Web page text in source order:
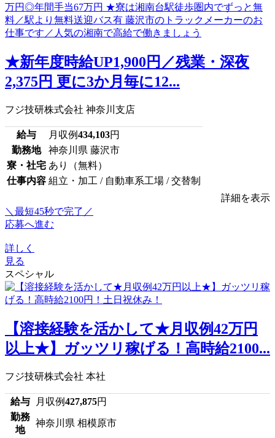
★新年度時給UP1,900円／残業・深夜
2,375円 更に3か月毎に12...
フジ技研株式会社 神奈川支店
給与 月収例434,103円
勤務地
神奈川県 藤沢市
寮・社宅 あり（無料）
仕事内容 組立・加工 / 自動車系工場 / 交替制
詳細を表示
＼最短45秒で完了／
応募へ進む
詳しく
見る
スペシャル
【溶接経験を活かして★月収例42万円
以上★】ガッツリ稼げる！高時給2100...
フジ技研株式会社 本社
給与 月収例427,875円
勤務
地
神奈川県 相模原市